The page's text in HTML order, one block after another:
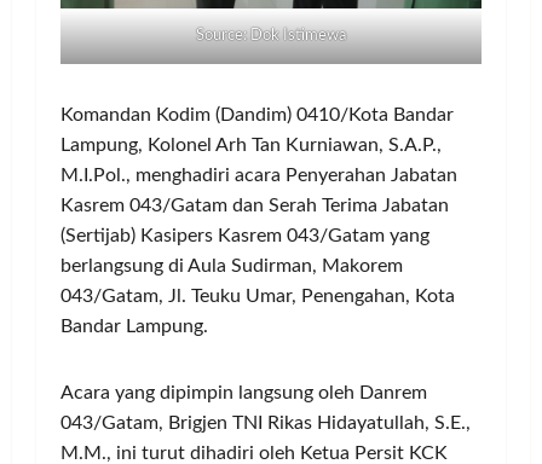
Source: Dok Istimewa
Komandan Kodim (Dandim) 0410/Kota Bandar
Lampung, Kolonel Arh Tan Kurniawan, S.A.P.,
M.I.Pol., menghadiri acara Penyerahan Jabatan
Kasrem 043/Gatam dan Serah Terima Jabatan
(Sertijab) Kasipers Kasrem 043/Gatam yang
berlangsung di Aula Sudirman, Makorem
043/Gatam, Jl. Teuku Umar, Penengahan, Kota
Bandar Lampung.
Acara yang dipimpin langsung oleh Danrem
043/Gatam, Brigjen TNI Rikas Hidayatullah, S.E.,
M.M., ini turut dihadiri oleh Ketua Persit KCK